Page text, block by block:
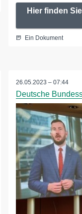
Hier finden
Ein Dokument
26.05.2023 – 07:44
Deutsche